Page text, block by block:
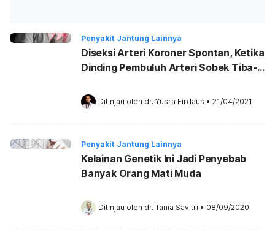
Penyakit Jantung Lainnya
Diseksi Arteri Koroner Spontan, Ketika
Dinding Pembuluh Arteri Sobek Tiba-
Ditinjau oleh dr. Yusra Firdaus • 21/04/2021
Penyakit Jantung Lainnya
Kelainan Genetik Ini Jadi Penyebab
Banyak Orang Mati Muda
Ditinjau oleh dr. Tania Savitri • 08/09/2020